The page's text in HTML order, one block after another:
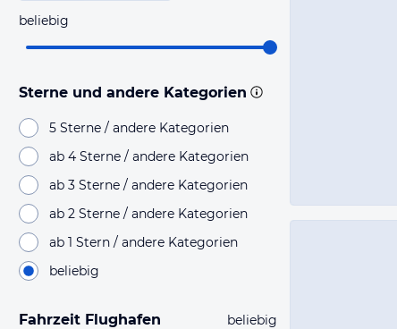
beliebig
Sterne und andere Kategorien
5 Sterne / andere Kategorien
ab 4 Sterne / andere Kategorien
ab 3 Sterne / andere Kategorien
ab 2 Sterne / andere Kategorien
ab 1 Stern / andere Kategorien
beliebig
Fahrzeit Flughafen beliebig